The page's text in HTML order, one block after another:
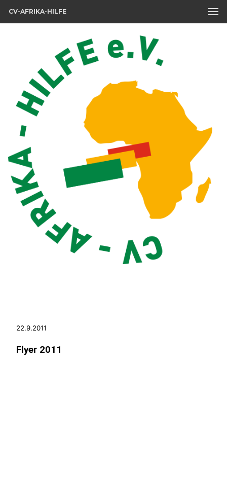
CV-AFRIKA-HILFE
22.9.2011
Flyer 2011